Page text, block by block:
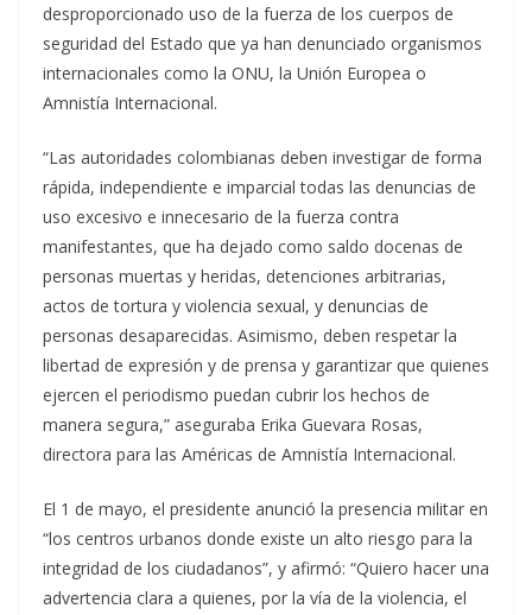
desproporcionado uso de la fuerza de los cuerpos de
seguridad del Estado que ya han denunciado organismos
internacionales como la ONU, la Unión Europea o
Amnistía Internacional.
“Las autoridades colombianas deben investigar de forma
rápida, independiente e imparcial todas las denuncias de
uso excesivo e innecesario de la fuerza contra
manifestantes, que ha dejado como saldo docenas de
personas muertas y heridas, detenciones arbitrarias,
actos de tortura y violencia sexual, y denuncias de
personas desaparecidas. Asimismo, deben respetar la
libertad de expresión y de prensa y garantizar que quienes
ejercen el periodismo puedan cubrir los hechos de
manera segura,” aseguraba Erika Guevara Rosas,
directora para las Américas de Amnistía Internacional.
El 1 de mayo, el presidente anunció la presencia militar en
“los centros urbanos donde existe un alto riesgo para la
integridad de los ciudadanos”, y afirmó: “Quiero hacer una
advertencia clara a quienes, por la vía de la violencia, el